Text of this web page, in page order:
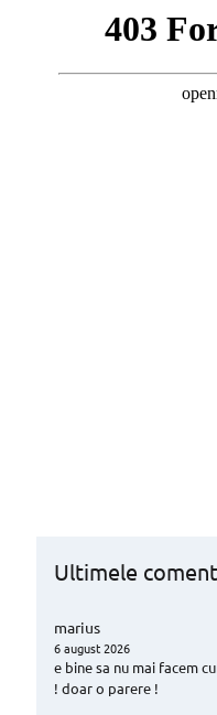
Ultimele
marius
6 august 2026
e bine sa nu mai facem
! doar o parere !